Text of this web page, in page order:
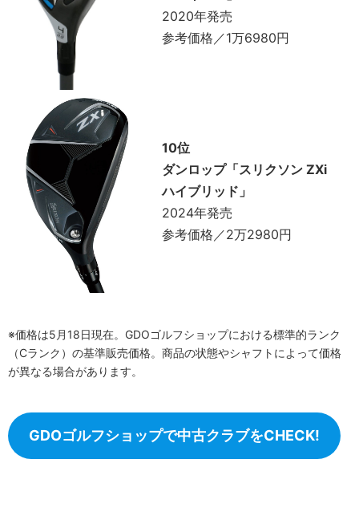
2020年発売
参考価格／1万6980円
10位
ダンロップ「スリクソン ZXi
ハイブリッド」
2024年発売
参考価格／2万2980円
※価格は5月18日現在。GDOゴルフショップにおける標準的ランク
（Cランク）の基準販売価格。商品の状態やシャフトによって価格
が異なる場合があります。
GDOゴルフショップで中古クラブをCHECK!